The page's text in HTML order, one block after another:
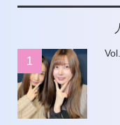
1